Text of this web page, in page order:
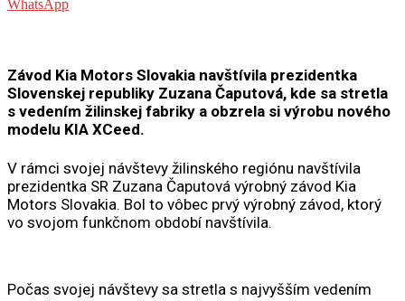
WhatsApp
Závod Kia Motors Slovakia navštívila prezidentka
Slovenskej republiky Zuzana Čaputová, kde sa stretla
s vedením žilinskej fabriky a obzrela si výrobu nového
modelu KIA XCeed.
V rámci svojej návštevy žilinského regiónu navštívila
prezidentka SR Zuzana Čaputová výrobný závod Kia
Motors Slovakia. Bol to vôbec prvý výrobný závod, ktorý
vo svojom funkčnom období navštívila.
Počas svojej návštevy sa stretla s najvyšším vedením